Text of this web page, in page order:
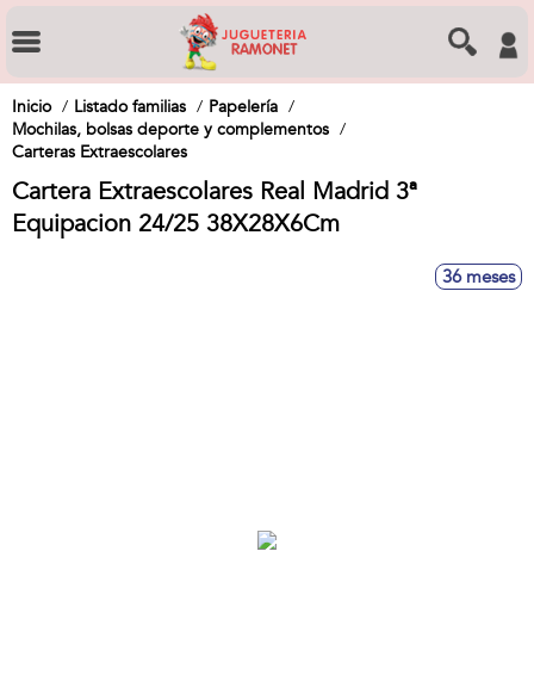
Inicio Listado familias
Papelería
Mochilas, bolsas deporte y complementos
Carteras Extraescolares
Cartera Extraescolares Real Madrid 3ª
Equipacion 24/25 38X28X6Cm
36 meses